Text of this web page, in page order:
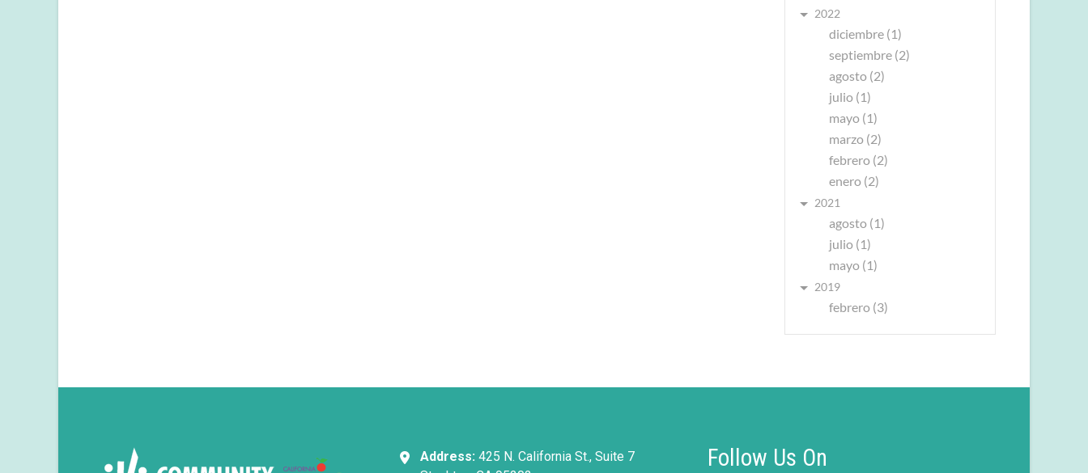
2022
diciembre (1)
septiembre (2)
agosto (2)
julio (1)
mayo (1)
marzo (2)
febrero (2)
enero (2)
2021
agosto (1)
julio (1)
mayo (1)
2019
febrero (3)
Address: 425 N. California St., Suite 7
Follow Us On